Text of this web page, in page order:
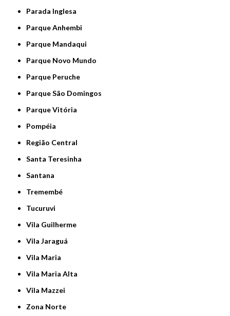
Parada Inglesa
Parque Anhembi
Parque Mandaqui
Parque Novo Mundo
Parque Peruche
Parque São Domingos
Parque Vitória
Pompéia
Região Central
Santa Teresinha
Santana
Tremembé
Tucuruvi
Vila Guilherme
Vila Jaraguá
Vila Maria
Vila Maria Alta
Vila Mazzei
Zona Norte